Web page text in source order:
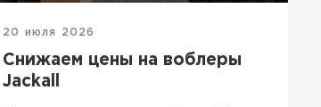
20 июля 2026
Снижаем цены на воблеры
Jackall